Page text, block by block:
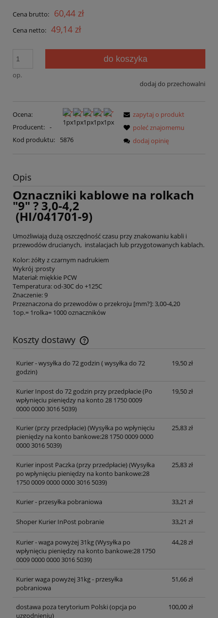
Cena brutto: 60,44 zł
Cena netto: 49,14 zł
op.
do koszyka
dodaj do przechowalni
Ocena:
Producent: -
Kod produktu:
5876
zapytaj o produkt
poleć znajomemu
dodaj opinię
Opis
Oznaczniki kablowe na rolkach
"9" ? 3,0-4,2
(HI/041701-9)
Umożliwiają dużą oszczędność czasu przy znakowaniu kabli i
przewodów drucianych, instalacjach lub przygotowanych kablach.
Kolor: żółty z czarnym nadrukiem
Wykrój :prosty
Materiał: miękkie PCW
Temperatura: od-30C do +125C
Znaczenie: 9
Przeznaczona do przewodów o przekroju [mm?]: 3,00-4,20
1op.= 1rolka= 1000 oznaczników
Koszty dostawy
Cena nie zawiera ewentualnych kosztów płatności
Kurier - wysyłka do 72 godzin ( wysyłka do 72
godzin)
19,50 zł
Kurier Inpost do 72 godzin przy przedpłacie(Po
wpłynięciu pieniędzy na konto 28 1750 0009
0000 0000 3016 5039)
19,50 zł
Kurier (przy przedpłacie)(Wysyłka po wpłynięciu
pieniędzy na konto bankowe:28 1750 0009 0000
0000 3016 5039)
25,83 zł
Kurier inpost Paczka (przy przedpłacie)(Wysyłka
po wpłynięciu pieniędzy na konto bankowe:28
1750 0009 0000 0000 3016 5039)
25,83 zł
Kurier - przesyłka pobraniowa 33,21 zł
Shoper Kurier InPost pobranie 33,21 zł
Kurier - waga powyżej 31kg(Wysyłka po
wpłynięciu pieniędzy na konto bankowe:28 1750
0009 0000 0000 3016 5039)
44,28 zł
Kurier waga powyżej 31kg - przesyłka
pobraniowa
51,66 zł
dostawa poza terytorium Polski (opcja po
uzgodnieniu)
100,00 zł